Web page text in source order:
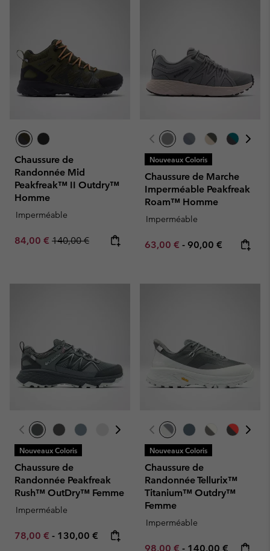
Chaussure de
Randonnée Mid
Peakfreak™ II Outdry™
Homme
Imperméable
Sale price:
84,00 € Regular price:
140,00 €
Nouveaux Coloris
Chaussure de Marche
Imperméable Peakfreak
Roam™ Homme
Imperméable
Minimum sale price:
63,00 € - Maximum price:
90,00 €
Nouveaux Coloris
Chaussure de
Randonnée Peakfreak
Rush™ OutDry™ Femme
Imperméable
Minimum sale price:
78,00 € - Maximum price:
130,00 €
Nouveaux Coloris
Chaussure de
Randonnée Tellurix™
Titanium™ Outdry™
Femme
Imperméable
Minimum sale price:
98,00 € - Maximum price:
140,00 €